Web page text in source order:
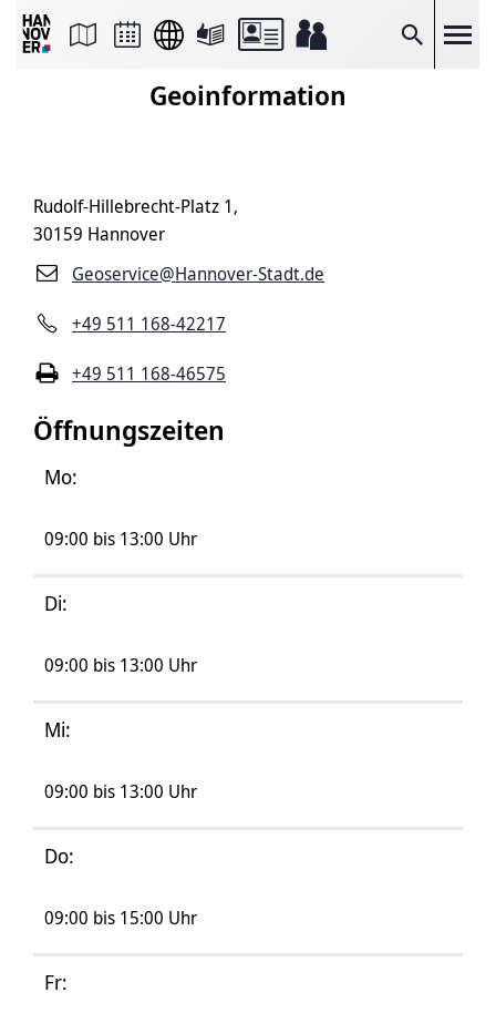
Suche
Seite
Seitenlink
Seite
Geoinformation
Rudolf-Hillebrecht-Platz 1,
30159 Hannover
Geoservice@Hannover-Stadt.de
+49 511 168-42217
+49 511 168-46575
Öffnungszeiten
Mo:
09:00 bis 13:00 Uhr
Di:
09:00 bis 13:00 Uhr
Mi:
09:00 bis 13:00 Uhr
Do:
09:00 bis 15:00 Uhr
Fr: